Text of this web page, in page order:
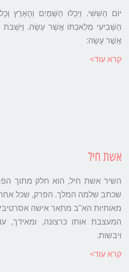
יוֹם הַשִּׁשִּׁי. וַיְכֻלּוּ הַשָּׁמַיִם וְהָאָרֶץ
הַשְּׁבִיעִי מְלַאכְתּוֹ אֲשֶׁר עָשָׂה. וַיִּשְׁבֹּת
אֲשֶׁר עָשָׂה:
קרא עוד>
אשת חיל
השיר אשת חיל, הוא חלק מתוך
שכתב שלמה המלך. הפרק, שכל
מאותיות הא"ב מתאר אישה
המעצבת אותו כרצונה, ומאידך,
ויבשות.
קרא עוד>